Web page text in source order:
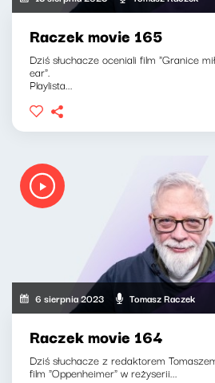
Raczek movie 165
Dziś słuchacze oceniali film "Granice
ear".
Playlista...
6 sierpnia 2023 Tomasz Raczek
Raczek movie 164
Dziś słuchacze z redaktorem
film "Oppenheimer" w reżyserii...